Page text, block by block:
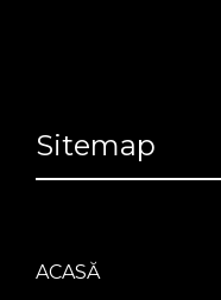
Sitemap
ACASĂ